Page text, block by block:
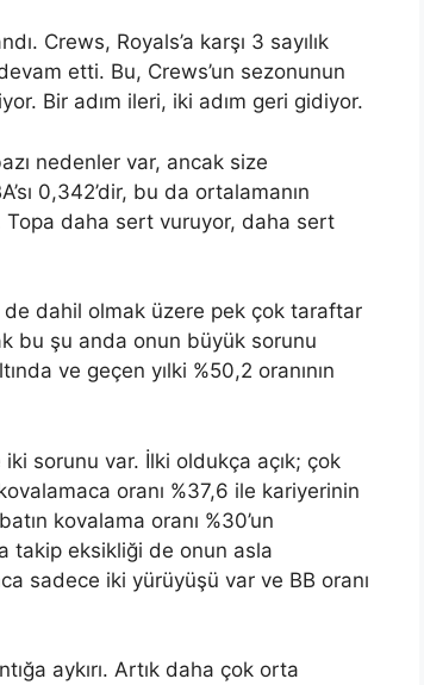
Crews, Royals’a karşı 3 sayılık
etti. Bu, Crews’un sezonunun
Bir adım ileri, iki adım geri gidiyor.
nedenler var, ancak size
0,342’dir, bu da ortalamanın
Topa daha sert vuruyor, daha sert
dahil olmak üzere pek çok taraftar
bu şu anda onun büyük sorunu
ve geçen yılki %50,2 oranının
sorunu var. İlki oldukça açık; çok
oranı %37,6 ile kariyerinin
kovalama oranı %30’un
takip eksikliği de onun asla
sadece iki yürüyüşü var ve BB oranı
aykırı. Artık daha çok orta